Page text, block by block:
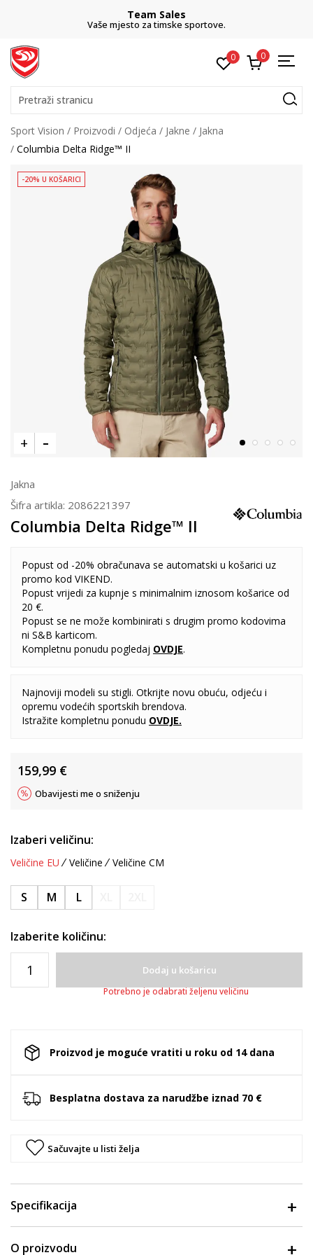
Team Sales
Vaše mjesto za timske sportove.
0 0
Pretraži stranicu
Sport Vision Proizvodi Odjeća Jakne
Jakna
Columbia Delta Ridge™ II
-20% U KOŠARICI
Jakna
Šifra artikla: 2086221397
Columbia Delta Ridge™ II
Popust od -20% obračunava se automatski u košarici uz
promo kod VIKEND.
Popust vrijedi za kupnje s minimalnim iznosom košarice od
20 €.
Popust se ne može kombinirati s drugim promo kodovima
ni S&B karticom.
Kompletnu ponudu pogledaj OVDJE.
Najnoviji modeli su stigli. Otkrijte novu obuću, odjeću i
opremu vodećih sportskih brendova.
Istražite kompletnu ponudu OVDJE.
159,99 €
Obavijesti me o sniženju
Izaberi veličinu:
Veličine EU Veličine Veličine CM
S M L
Izaberite količinu:
Dodaj u košaricu
Potrebno je odabrati željenu veličinu
Proizvod je moguće vratiti u roku od 14 dana
Besplatna dostava za narudžbe iznad 70 €
Sačuvajte u listi želja
Specifikacija
O proizvodu